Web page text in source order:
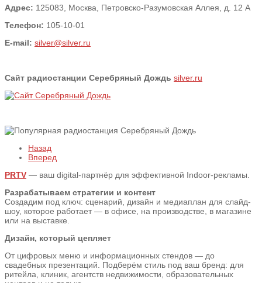
Адрес: 125083, Москва, Петровско-Разумовская Аллея, д. 12 А
Телефон: 105-10-01
E-mail: silver@silver.ru
Сайт радиостанции Сеpебpяный Дождь silver.ru
Назад
Вперед
PRTV — ваш digital-партнёр для эффективной Indoor-рекламы.
Разрабатываем стратегии и контент
Создадим под ключ: сценарий, дизайн и медиаплан для слайд-
шоу, которое работает — в офисе, на производстве, в магазине
или на выставке.
Дизайн, который цепляет
От цифровых меню и информационных стендов — до
свадебных презентаций. Подберём стиль под ваш бренд: для
ритейла, клиник, агентств недвижимости, образовательных